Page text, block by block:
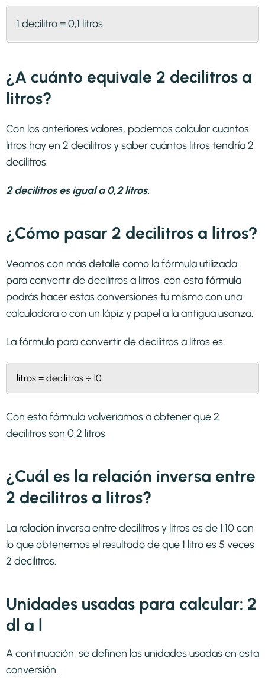
1 decilitro = 0,1 litros
¿A cuánto equivale 2 decilitros a
litros?
Con los anteriores valores, podemos calcular cuantos
litros hay en 2 decilitros y saber cuántos litros tendría 2
decilitros.
2 decilitros es igual a 0,2 litros.
¿Cómo pasar 2 decilitros a litros?
Veamos con más detalle como la fórmula utilizada
para convertir de decilitros a litros, con esta fórmula
podrás hacer estas conversiones tú mismo con una
calculadora o con un lápiz y papel a la antigua usanza.
La fórmula para convertir dedecilitros a litroses:
litros = decilitros ÷ 10
Con esta fórmula volveríamos a obtener que 2
decilitros son 0,2 litros
¿Cuál es la relación inversa entre
2 decilitros a litros?
La relación inversa entre decilitros y litros es de 1:10 con
lo que obtenemos el resultado de que 1 litro es 5 veces
2 decilitros.
Unidades usadas para calcular: 2
dl a l
A continuación, se definen las unidades usadas en esta
conversión.